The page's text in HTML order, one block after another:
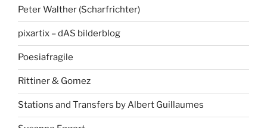
Peter Walther (Scharfrichter)
pixartix – dAS bilderblog
Poesiafragile
Rittiner & Gomez
Stations and Transfers by Albert Guillaumes